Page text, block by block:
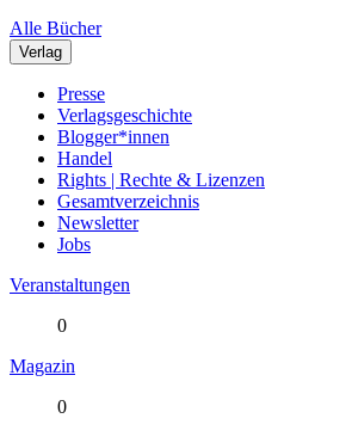
Alle Bücher
Verlag
Presse
Verlagsgeschichte
Blogger*innen
Handel
Rights | Rechte & Lizenzen
Gesamtverzeichnis
Newsletter
Jobs
Veranstaltungen
0
Magazin
0